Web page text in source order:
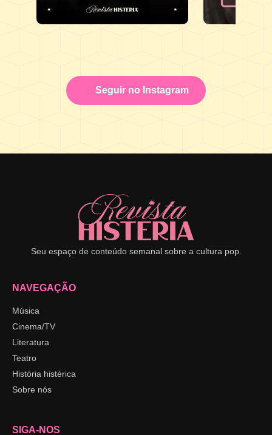
Seguir no Instagram
Seu espaço de conteúdo semanal sobre a cultura pop.
NAVEGAÇÃO
Música
Cinema/TV
Literatura
Teatro
História histérica
Sobre nós
SIGA-NOS